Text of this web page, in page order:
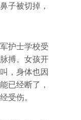
子被切掉，
护士学校受
搏。女孩开
，身体也因
已经断了，
受伤。